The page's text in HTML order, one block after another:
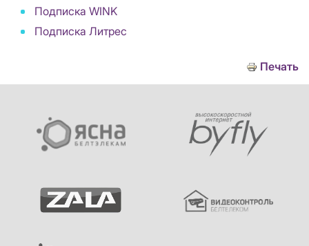
Подписка WINK
Подписка Литрес
Печать